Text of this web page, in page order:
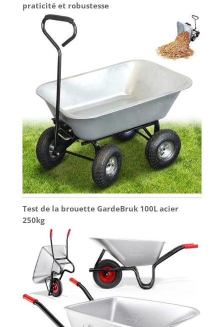
praticité et robustesse
Test de la brouette GardeBruk 100L acier
250kg